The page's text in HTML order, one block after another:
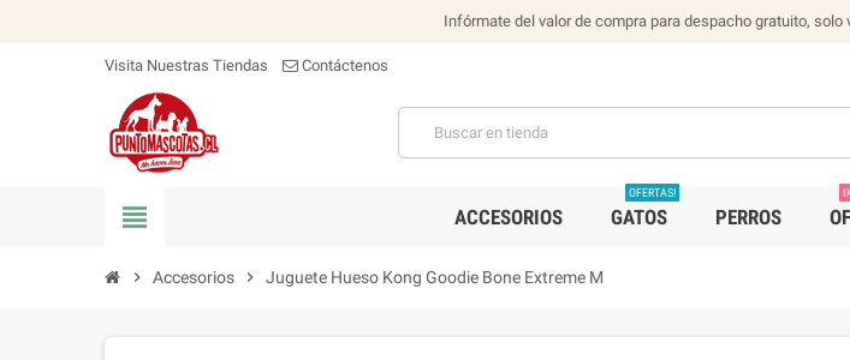
Infórmate del valor de compra para despacho gratuito, solo
Visita Nuestras Tiendas Contáctenos
view_headline ACCESORIOS GATOS
OFERTAS!
PERROS
chevron_right Accesorios chevron_right Juguete Hueso Kong Goodie Bone Extreme M